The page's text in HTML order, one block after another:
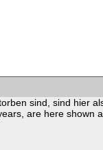
sind, sind hier
are here shown